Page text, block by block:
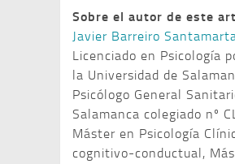
Sobre el autor de este
Javier Barreiro
Licenciado en Psicología
la Universidad de
Psicólogo General
Salamanca colegiado nº
Máster en Psicología
cognitivo-conductual,